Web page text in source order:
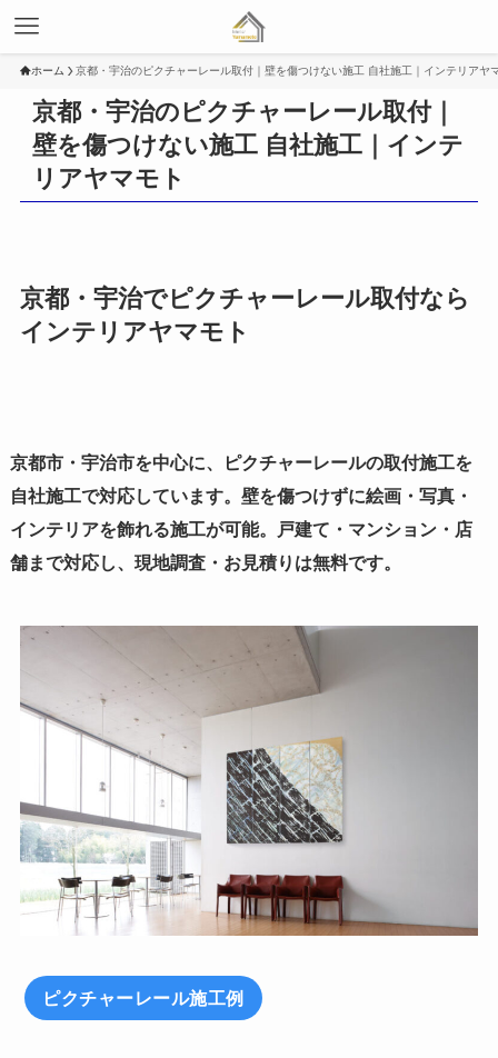
ホーム 京都・宇治のピクチャーレール取付｜壁を傷つけない施工 自社施工｜インテリアヤ
京都・宇治のピクチャーレール取付｜
壁を傷つけない施工 自社施工｜インテ
リアヤマモト
京都・宇治でピクチャーレール取付なら
インテリアヤマモト
京都市・宇治市を中心に、ピクチャーレールの取付施工を
自社施工で対応しています。壁を傷つけずに絵画・写真・
インテリアを飾れる施工が可能。戸建て・マンション・店
舗まで対応し、現地調査・お見積りは無料です。
ピクチャーレール施工例